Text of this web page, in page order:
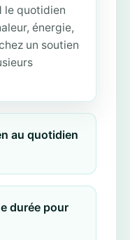
le quotidien
énergie,
un soutien
au quotidien
durée pour